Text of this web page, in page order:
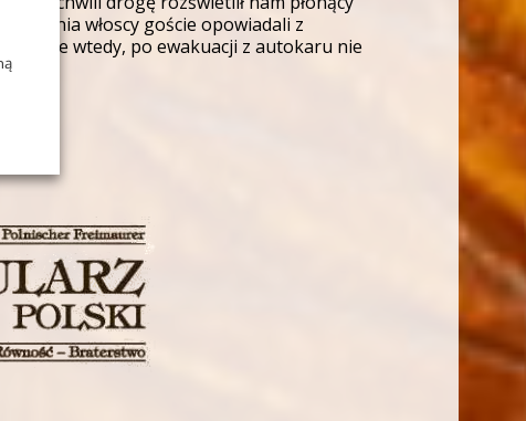
dnia włoscy goście opowiadali z
ale wtedy, po ewakuacji z autokaru nie